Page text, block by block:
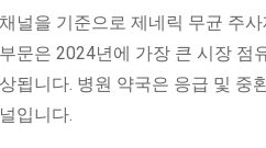
널을 기준으로 제네릭 무균 주
문은 2024년에 가장 큰 시장 점
됩니다. 병원 약국은 응급 및 중
입니다.